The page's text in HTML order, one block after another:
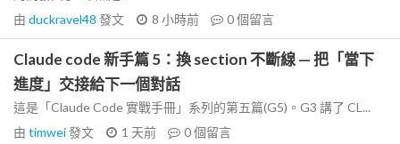
由 duckravel48 發文 8 小時前 0個留言
Claude code 新手篇 5：換 section 不斷線 — 把「當下
進度」交接給下一個對話
這是「Claude Code 實戰手冊」系列的第五篇(G5)。G3 講了 CL...
由 timwei發文 1 天前 0個留言